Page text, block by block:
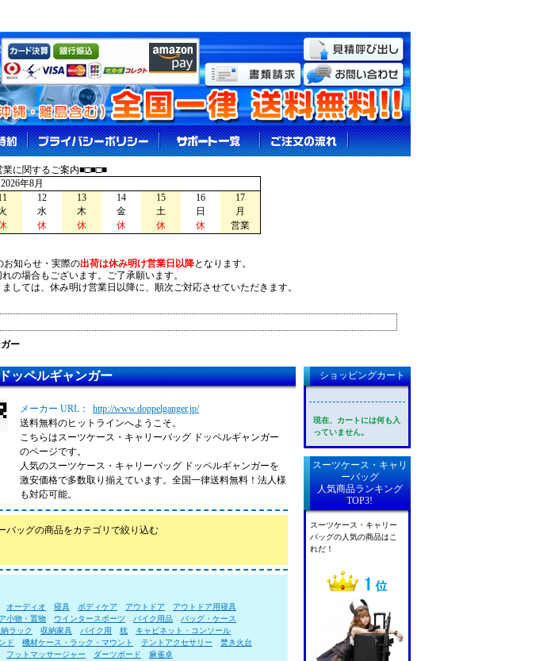
に関するご案内■□■□■
2026年8月
12 13 14 15 16
17
水 木 金 土 日
月
休 休 休 休 休
営業
お知らせ・実際の出荷は休み明け営業日以降となります。
の場合もございます。ご了承願います。
ては、休み明け営業日以降に、順次ご対応させていただきます。
ー
ッペルギャンガー
メーカー URL：
http://www.doppelganger.jp/
送料無料のヒットラインへようこそ。
こちらはスーツケース・キャリーバッグ ドッペルギャンガー
のページです。
人気のスーツケース・キャリーバッグ ドッペルギャンガーを
激安価格で多数取り揃えています。全国一律送料無料！法人様
も対応可能。
バッグの商品をカテゴリで絞り込む
オーディオ 寝具 ボディケア アウトドア
アウトドア用寝具
小物・置物 ウインタースポーツ バイク用品
バッグ・ケース
ラック 収納家具 バイク用 枕
キャビネット・コンソール
ド 機材ケース・ラック・マウント テントアクセサリー
焚き火台
フットマッサージャー ダーツボード
麻雀卓
ショッピングカート
現在、カートには何も入
っていません。
スーツケース・キャリ
ーバッグ
人気商品ランキング
TOP3!
スーツケース・キャリー
バッグの人気の商品はこ
れだ！